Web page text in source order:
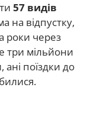
57 видів
на відпустку,
роки через
три мільйони
ані поїздки до